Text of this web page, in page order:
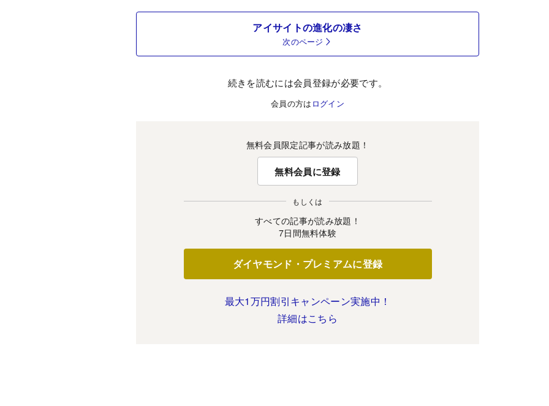
アイサイトの進化の凄さ
次のページ
続きを読むには会員登録が必要です。
会員の方は ログイン
無料会員限定記事が読み放題！
無料会員に登録
もしくは
すべての記事が読み放題！
7日間無料体験
ダイヤモンド・プレミアムに登録
最大1万円割引キャンペーン実施中！
詳細はこちら